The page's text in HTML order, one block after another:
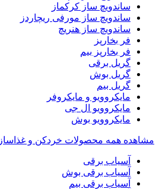
ساندویچ ساز کرکماز
ساندویچ ساز مورفی ریچاردز
ساندویچ ساز هنریچ
فر بخارپز
فر بخارپز بیم
گریل برقی
گریل بوش
گریل بیم
مایکروویو و مایکروفر
مایکروویو ال جی
مایکروویو بوش
مشاهده همه محصولات خردکن و غذاساز
آسیاب برقی
آسیاب برقی بوش
آسیاب برقی بیم